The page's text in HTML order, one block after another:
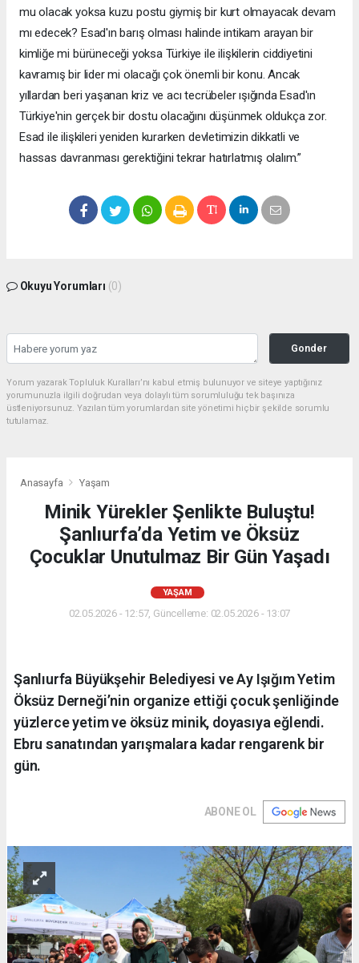
mu olacak yoksa kuzu postu giymiş bir kurt olmayacak devam
mı edecek? Esad'ın barış olması halinde intikam arayan bir
kimliğe mi bürüneceği yoksa Türkiye ile ilişkilerin ciddiyetini
kavramış bir lider mi olacağı çok önemli bir konu. Ancak
yıllardan beri yaşanan kriz ve acı tecrübeler ışığında Esad'ın
Türkiye'nin gerçek bir dostu olacağını düşünmek oldukça zor.
Esad ile ilişkileri yeniden kurarken devletimizin dikkatli ve
hassas davranması gerektiğini tekrar hatırlatmış olalım.”
Okuyu Yorumları (0)
Gonder
Yorum yazarak Topluluk Kuralları’nı kabul etmiş bulunuyor ve siteye yaptığınız
yorumunuzla ilgili doğrudan veya dolaylı tüm sorumluluğu tek başınıza
üstleniyorsunuz. Yazılan tüm yorumlardan site yönetimi hiçbir şekilde sorumlu
tutulamaz.
Anasayfa Yaşam
Minik Yürekler Şenlikte Buluştu!
Şanlıurfa’da Yetim ve Öksüz
Çocuklar Unutulmaz Bir Gün Yaşadı
YAŞAM
02.05.2026 - 12:57, Güncelleme: 02.05.2026 - 13:07
Şanlıurfa Büyükşehir Belediyesi ve Ay Işığım Yetim
Öksüz Derneği’nin organize ettiği çocuk şenliğinde
yüzlerce yetim ve öksüz minik, doyasıya eğlendi.
Ebru sanatından yarışmalara kadar rengarenk bir
gün.
ABONE OL